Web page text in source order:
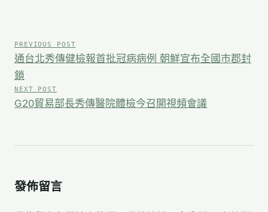
章
導
覽
PREVIOUS POST
通台北秀傳健檢報首批冠病病例 朝鮮宣布全國市郡封
鎖
NEXT POST
G20貿易部長秀傳醫院體檢今召開視頻會議
發佈留言